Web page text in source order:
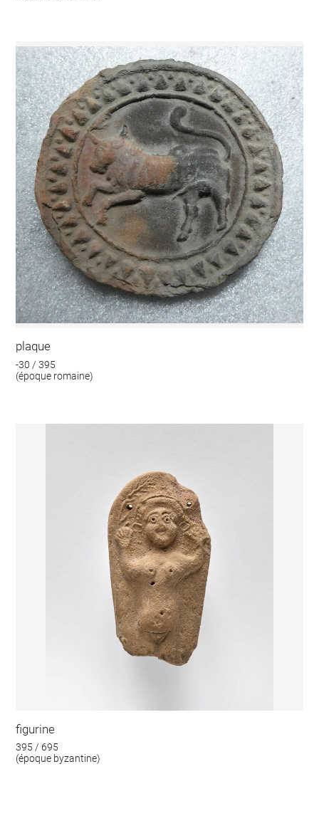
plaque
-30 / 395
(époque romaine)
figurine
395 / 695
(époque byzantine)